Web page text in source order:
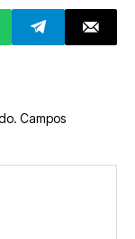
Campos